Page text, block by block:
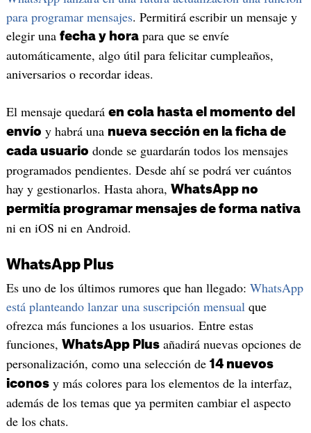
para programar mensajes. Permitirá escribir un mensaje y
elegir una fecha y horapara que se envíe
automáticamente, algo útil para felicitar cumpleaños,
aniversarios o recordar ideas.
El mensaje quedará en cola hasta el momento del
envío y habrá una nueva sección en la ficha de
cada usuario donde se guardarán todos los mensajes
programados pendientes. Desde ahí se podrá ver cuántos
hay y gestionarlos. Hasta ahora, WhatsApp no
permitía programar mensajes de forma nativa
ni en iOS ni en Android.
WhatsApp Plus
Es uno de los últimos rumores que han llegado: WhatsApp
está planteando lanzar una suscripción mensual que
ofrezca más funciones a los usuarios. Entre estas
funciones, WhatsApp Plusañadirá nuevas opciones de
personalización, como una selección de 14 nuevos
iconosy más colores para los elementos de la interfaz,
además de los temas que ya permiten cambiar el aspecto
de los chats.